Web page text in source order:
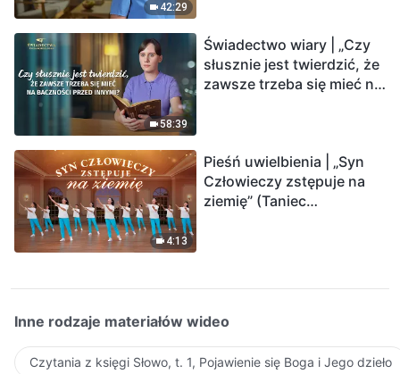
42:29
58:39
Świadectwo wiary | „Czy
słusznie jest twierdzić, że
zawsze trzeba się mieć na
4:13
Pieśń uwielbienia | „Syn
Człowieczy zstępuje na
ziemię” (Taniec
Inne rodzaje materiałów wideo
Czytania z księgi Słowo, t. 1, Pojawienie się Boga i Jego dzieło